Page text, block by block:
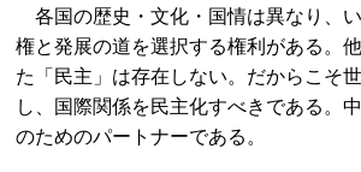
各国の歴史・文化・国情は異なり、
権と発展の道を選択する権利がある。
た「民主」は存在しない。だからこそ
し、国際関係を民主化すべきである。
のためのパートナーである。